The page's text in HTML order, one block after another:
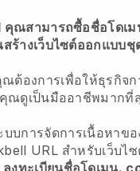
ณสามารถซื้อชื่อโดเม
ร้างเว็บไซต์ออกแบบ
ต้องการเพื่อให้ธุรกิจ
คุณดูเป็นมืออาชีพมากที่
บบการจัดการเนื้อหาข
URL สำหรับเว็บไ